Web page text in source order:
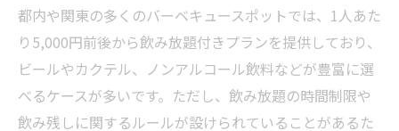
都内や関東の多くのバーベキュースポットでは、1人あた
り5,000円前後から飲み放題付きプランを提供しており、
ビールやカクテル、ノンアルコール飲料などが豊富に選
べるケースが多いです。ただし、飲み放題の時間制限や
飲み残しに関するルールが設けられていることがあるた